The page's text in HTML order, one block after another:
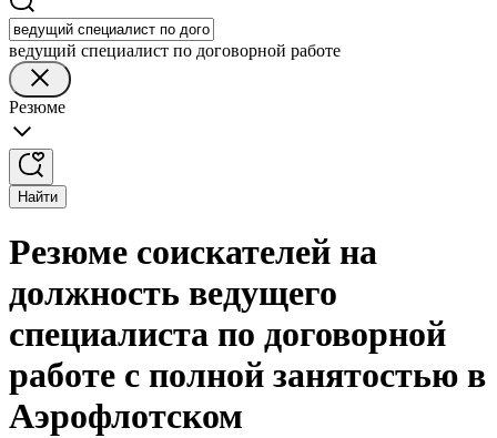
ведущий специалист по договорной работе
Резюме
Найти
Резюме соискателей на
должность ведущего
специалиста по договорной
работе с полной занятостью в
Аэрофлотском